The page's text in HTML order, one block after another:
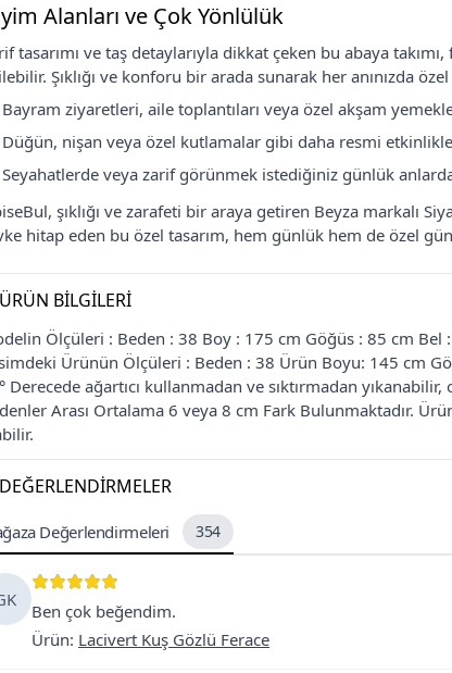
Alanları ve Çok Yönlülük
tasarımı ve taş detaylarıyla dikkat çeken bu abaya
Şıklığı ve konforu bir arada sunarak her anınızda
Bayram ziyaretleri, aile toplantıları veya özel akşam
Düğün, nişan veya özel kutlamalar gibi daha resmi
Seyahatlerde veya zarif görünmek istediğiniz günlük
şıklığı ve zarafeti bir araya getiren Beyza markalı
hitap eden bu özel tasarım, hem günlük hem de özel
ÜRÜN BILGILERI
Ölçüleri : Beden : 38 Boy : 175 cm Göğüs : 85 cm Bel
Ürünün Ölçüleri : Beden : 38 Ürün Boyu: 145 cm
Derecede ağartıcı kullanmadan ve sıktırmadan
Arası Ortalama 6 veya 8 cm Fark Bulunmaktadır.
DEĞERLENDIRMELER
Değerlendirmeleri 354
Ben çok beğendim.
Ürün: Lacivert Kuş Gözlü Ferace